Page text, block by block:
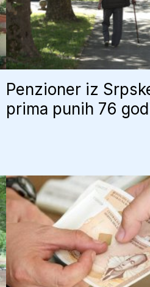
Penzioner iz
prima punih 76